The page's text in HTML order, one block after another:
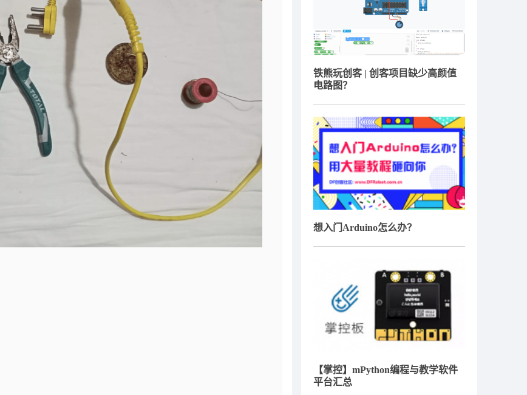
铁熊玩创客 | 创客项目缺少高颜值
电路图？
想入门Arduino怎么办？
【掌控】mPython编程与教学软件
平台汇总